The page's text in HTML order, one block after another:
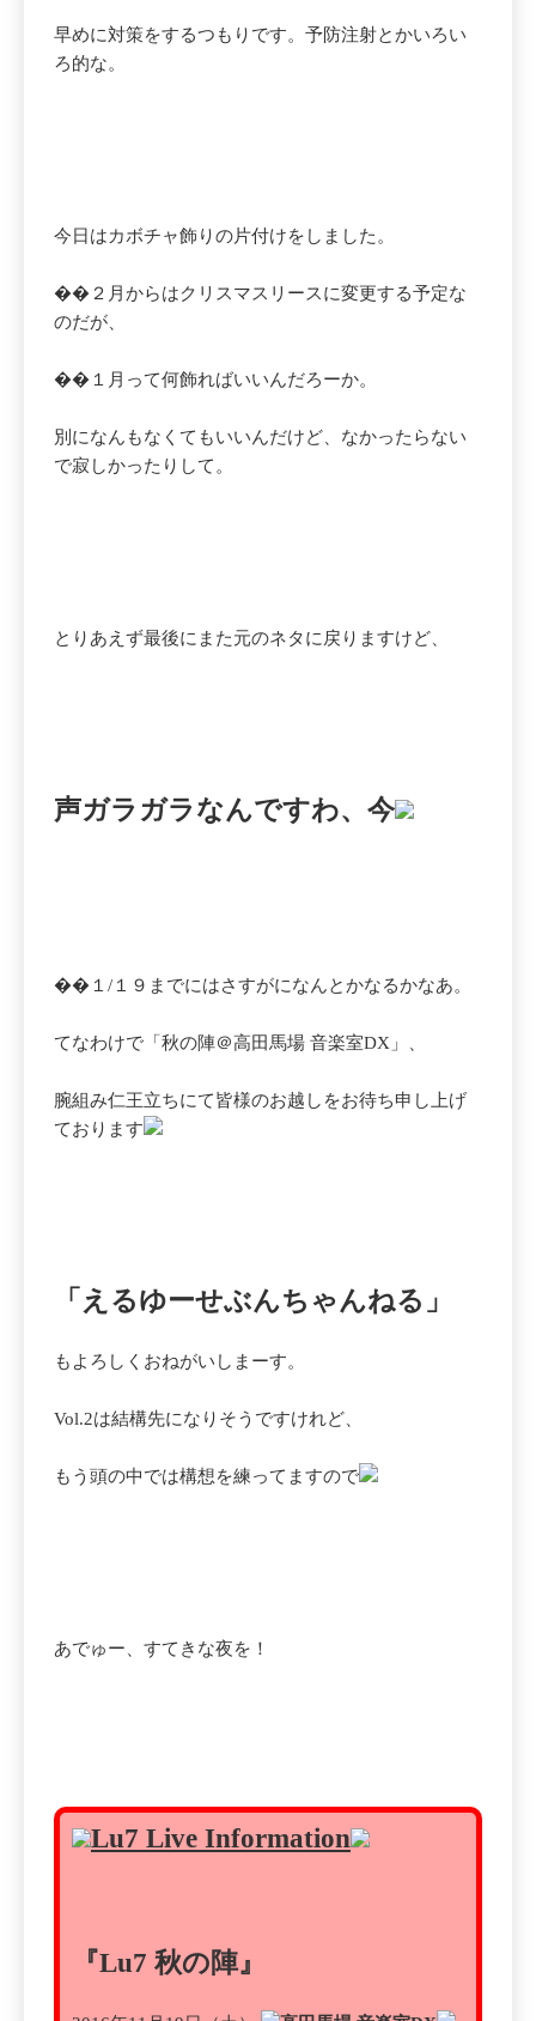
早めに対策をするつもりです。予防注射とかいろい
ろ的な。
今日はカボチャ飾りの片付けをしました。
��２月からはクリスマスリースに変更する予定な
のだが、
��１月って何飾ればいいんだろーか。
別になんもなくてもいいんだけど、なかったらない
で寂しかったりして。
とりあえず最後にまた元のネタに戻りますけど、
声ガラガラなんですわ、今
��１/１９までにはさすがになんとかなるかなあ。
てなわけで「秋の陣＠高田馬場 音楽室DX」、
腕組み仁王立ちにて皆様のお越しをお待ち申し上げ
ております
「えるゆーせぶんちゃんねる」
もよろしくおねがいしまーす。
Vol.2は結構先になりそうですけれど、
もう頭の中では構想を練ってますので
あでゅー、すてきな夜を！
Lu7 Live Information
『Lu7 秋の陣』